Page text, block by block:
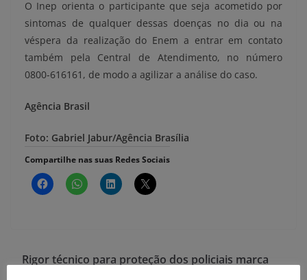
O Inep orienta o participante que seja acometido por
sintomas de qualquer dessas doenças no dia ou na
véspera da realização do Enem a entrar em contato
também pela Central de Atendimento, no número
0800-616161, de modo a agilizar a análise do caso.
Agência Brasil
Foto: Gabriel Jabur/Agência Brasília
Compartilhe nas suas Redes Sociais
Rigor técnico para proteção dos policiais marca